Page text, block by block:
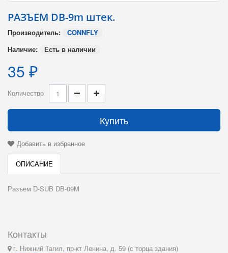
РАЗЪЕМ DB-9m штек.
Производитель:
CONNFLY
Наличие:
Есть в наличии
35 ₽
Количество
Купить
Добавить в избранное
ОПИСАНИЕ
Разъем D-SUB DB-09M
Контакты
г. Нижний Тагил, пр-кт Ленина, д. 59 (с торца здания)